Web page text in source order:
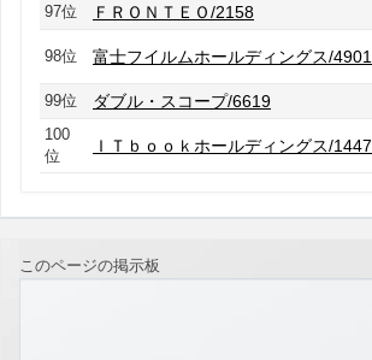
97位
ＦＲＯＮＴＥＯ/2158
98位 富士フイルムホールディングス/4901
99位
ダブル・スコープ/6619
100
位
ＩＴｂｏｏｋホールディングス/1447
このページの掲示板